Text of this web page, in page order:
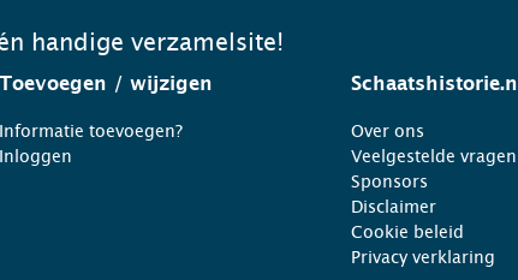
handige verzamelsite!
Toevoegen / wijzigen
Informatie toevoegen?
Inloggen
Schaatshistorie.nl
Over ons
Veelgestelde vragen
Sponsors
Disclaimer
Cookie beleid
Privacy verklaring